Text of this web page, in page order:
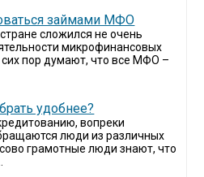
займами МФО
сложился не очень
микрофинансовых
пор думают, что все МФО –
удобнее?
вопреки
люди из различных
грамотные люди знают, что